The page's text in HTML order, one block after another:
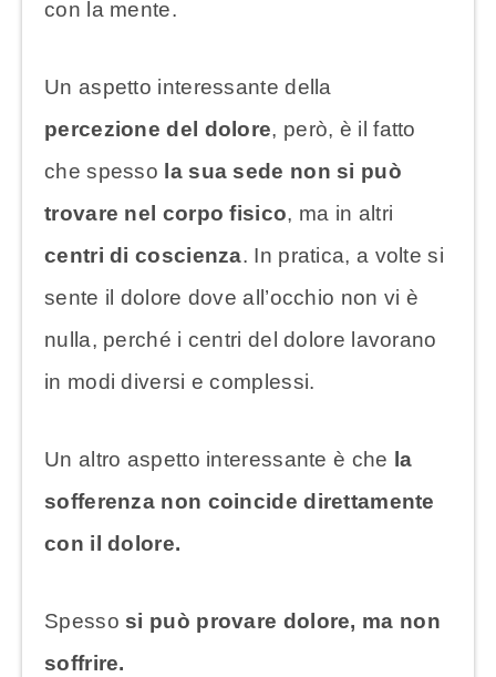
con la mente.
Un aspetto interessante della
percezione del dolore, però, è il fatto
che spesso la sua sede non si può
trovare nel corpo fisico, ma in altri
centri di coscienza. In pratica, a volte si
sente il dolore dove all’occhio non vi è
nulla, perché i centri del dolore lavorano
in modi diversi e complessi.
Un altro aspetto interessante è che la
sofferenza non coincide direttamente
con il dolore.
Spesso si può provare dolore, ma non
soffrire.